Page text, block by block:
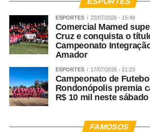
ESPORTES 22/07/2026 - 15:49
Comercial Mamed
Cruz e conquista o
Campeonato
Amador
ESPORTES 17/07/2026 - 21:23
Campeonato de
Rondonópolis premia
R$ 10 mil neste sábado
FAMOSOS